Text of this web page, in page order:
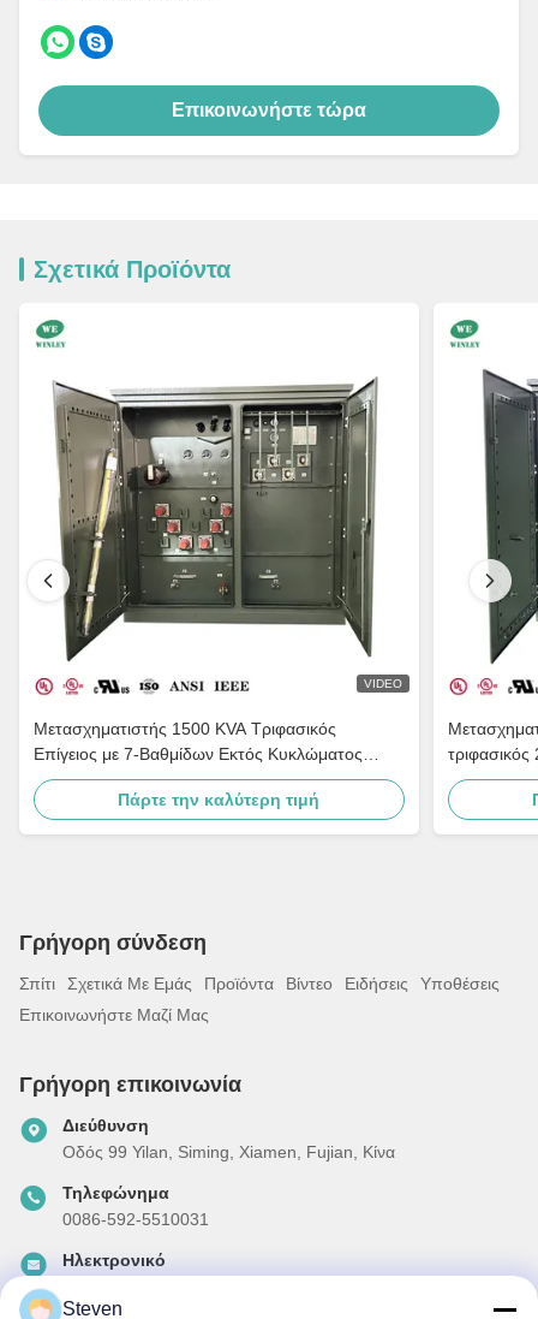
Επικοινωνήστε τώρα
Σχετικά Προϊόντα
VIDEO
Μετασχηματιστής 1500 KVA Τριφασικός
Επίγειος με 7-Βαθμίδων Εκτός Κυκλώματος
Διακλάδωση, Προσαρμογή Πολλαπλών Τάσεων
και Μονωτήρες Πορσελάνης Γείωσης
Πάρτε την καλύτερη τιμή
480Y,
Γρήγορη σύνδεση
Σπίτι Σχετικά Με Εμάς Προϊόντα Βίντεο Ειδήσεις
Υποθέσεις
Επικοινωνήστε Μαζί Μας
Γρήγορη επικοινωνία
Διεύθυνση
Οδός 99 Yilan, Siming, Xiamen, Fujian, Κίνα
Τηλεφώνημα
0086-592-5510031
Ηλεκτρονικό
Steven